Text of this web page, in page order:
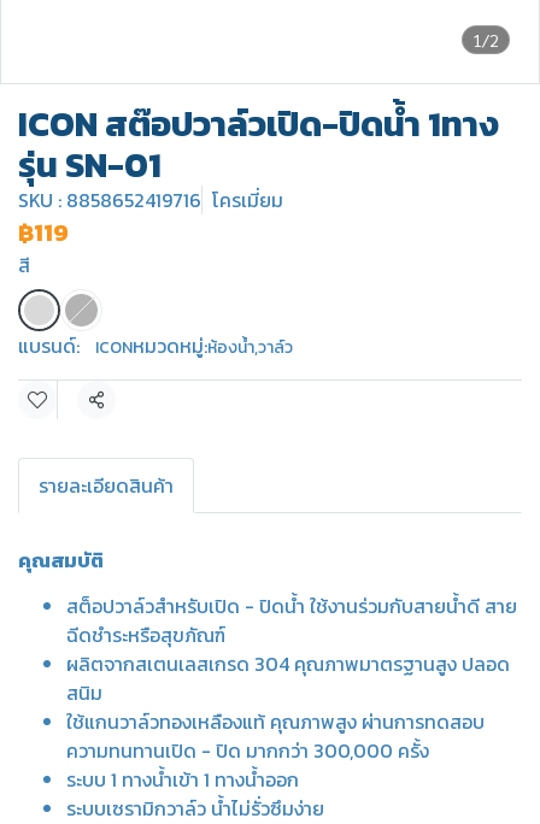
1/2
ICON สต๊อปวาล์วเปิด-ปิดน้ำ 1ทาง
รุ่น SN-01
SKU : 8858652419716 โครเมี่ยม
฿119
สี
แบรนด์: ICONหมวดหมู่:ห้องน้ำ,วาล์ว
แชร์
รายละเอียดสินค้า
คุณสมบัติ
สต็อปวาล์วสำหรับเปิด - ปิดน้ำ ใช้งานร่วมกับสายน้ำดี สาย
ฉีดชำระหรือสุขภัณฑ์
ผลิตจากสเตนเลสเกรด 304 คุณภาพมาตรฐานสูง ปลอด
สนิม
ใช้แกนวาล์วทองเหลืองแท้ คุณภาพสูง ผ่านการทดสอบ
ความทนทานเปิด - ปิด มากกว่า 300,000 ครั้ง
ระบบ 1 ทางน้ำเข้า 1 ทางน้ำออก
ระบบเซรามิกวาล์ว น้ำไม่รั่วซึมง่าย